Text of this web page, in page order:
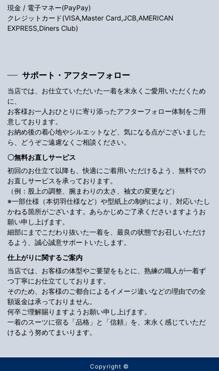
現金 / 電子マネー(PayPay)
クレジットカード(VISA,Master Card,JCB,AMERICAN
EXPRESS,Diners Club)
サポート・アフターフォロー
当店では、お仕立ていただいた一着を末永くご愛用いただくため
に、
お客様お一人おひとりに寄り添ったアフターフォロー体制をご用
意しております。
お納め後の着心地やシルエットなど、気になる点がございました
ら、どうぞご遠慮なくご相談ください。
〇無料お直しサービス
初回のお仕立て以降も、快適にご着用いただけるよう、無料での
お直しサービスを承っております。
（例：股上の調整、腕まわりの太さ、袖丈の変更など）
※一部仕様（本切羽仕様など）や型紙上の制約により、対応いたし
かねる箇所がございます。あらかじめご了承くださいますようお
願い申し上げます。
細部にまでこだわり抜いた一着を、最良の状態でお召しいただけ
るよう、誠心誠意サポートいたします。
仕上がりに関するご案内
当店では、お客様の体型やご要望をもとに、熟練の職人が一着ず
つ丁寧にお仕立てしております。
そのため、お客様のご都合によるイメージ違いなどの理由での全
額返金は承っておりません。
何卒ご理解賜りますようお願い申し上げます。
一着のスーツに宿る「品格」と「信頼」を、末永く感じていただ
けるよう努めてまいります。
Copyright ©